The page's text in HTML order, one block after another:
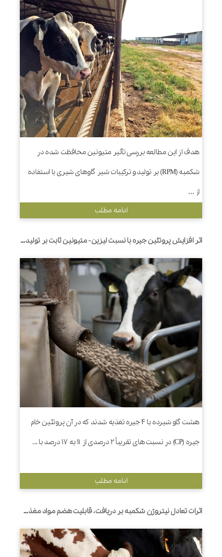
هدف از این مطالعه بررسی تأثیر متیونین محافظت شده در
شکمبه (RPM) بر تولید و ترکیبات شیر گاوهای شیری با استفاده
از ...
ادامه مطلب
اثر افزایش پروتئین جیره با نسبت لیزین- متیونین ثابت بر تولید و جریان نیتروژن غیر آمونیاکی به هزارلا در گاوهای شیری
هشت گاو شیرده با 4 جیره تغذیه شدند که در آن پروتئین خام
جیره (CP) در نسبت های تقریباً 2 درصدی از 11 به 17 درصد با ...
ادامه مطلب
اثرات تعادل نیتروژن شکمبه بر دریافت، قابلیت هضم مواد مغذی، فعالیت جویدن، و تولید و ترکیب شیر در گاوهای شیری با منابع پروتئینی جیره متفاوت است.